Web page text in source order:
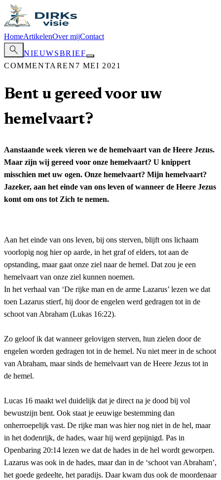
HomeArtikelenOver mijContact
search
NIEUWSBRIEF
COMMENTAREN 7 MEI 2021
Bent u gereed voor uw
hemelvaart?
Aanstaande week vieren we de hemelvaart van de Heere Jezus.
Maar zijn wij gereed voor onze hemelvaart? U knippert
misschien met uw ogen. Onze hemelvaart? Mijn hemelvaart?
Jazeker, aan het einde van ons leven of wanneer de Heere Jezus
komt om ons tot Zich te nemen.
Aan het einde van ons leven, bij ons sterven, blijft ons lichaam
voorlopig nog hier op aarde, in het graf of elders, tot aan de
opstanding, maar gaat onze ziel naar de hemel. Dat zou je een
hemelvaart van onze ziel kunnen noemen.
In het verhaal van ‘De rijke man en de arme Lazarus’ lezen we dat
toen Lazarus stierf, hij door de engelen werd gedragen tot in de
schoot van Abraham (Lukas 16:22).
Zo geloof ik dat wanneer gelovigen sterven, hun zielen door de
engelen worden gedragen tot in de hemel. Nu niet meer in de schoot
van Abraham, maar sinds de hemelvaart van de Heere Jezus tot in
de hemel.
Lucas 16 maakt wel duidelijk dat je direct na je dood bij vol
bewustzijn bent. Ook staat je eeuwige bestemming dan
onherroepelijk vast. De rijke man was hier nog niet in de hel, maar
in het dodenrijk, de hades, waar hij werd gepijnigd. Pas in
Openbaring 20:14 lezen we dat de hades in de hel wordt geworpen.
Lazarus was ook in de hades, maar dan in de ‘schoot van Abraham’,
het goede gedeelte, het paradijs. Daar kwam dus ook de moordenaar